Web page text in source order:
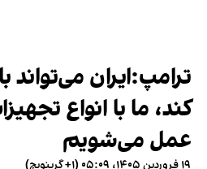
ترامپ:ایران می‌تواند
کند، ما با انواع
عمل می‌شویم
۱۹ فروردین ۱۴۰۵، ۰۵:۰۹ (‎+۱ گرینویچ)